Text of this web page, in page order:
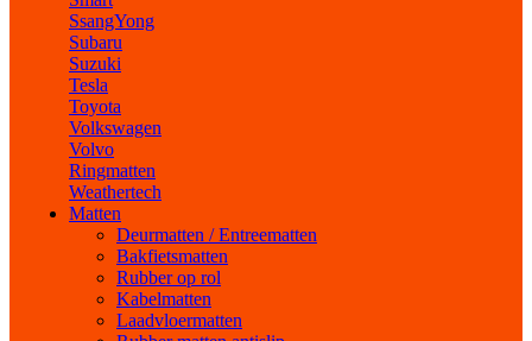
SsangYong
Subaru
Suzuki
Tesla
Toyota
Volkswagen
Volvo
Ringmatten
Weathertech
Matten
Deurmatten / Entreematten
Bakfietsmatten
Rubber op rol
Kabelmatten
Laadvloermatten